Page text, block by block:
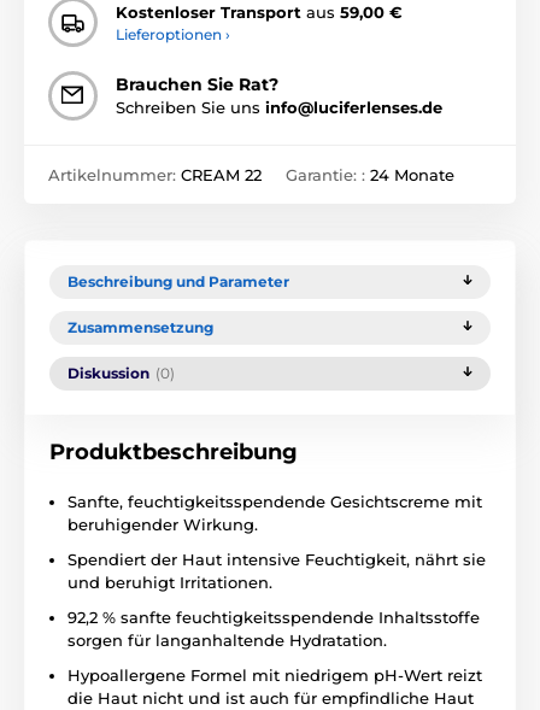
Kostenloser Transport aus 59,00 €
Lieferoptionen ›
Brauchen Sie Rat?
Schreiben Sie uns info@luciferlenses.de
Artikelnummer: CREAM 22 Garantie: : 24 Monate
Beschreibung und Parameter
Zusammensetzung
Diskussion (0)
Produktbeschreibung
Sanfte, feuchtigkeitsspendende Gesichtscreme mit
beruhigender Wirkung.
Spendiert der Haut intensive Feuchtigkeit, nährt sie
und beruhigt Irritationen.
92,2 % sanfte feuchtigkeitsspendende Inhaltsstoffe
sorgen für langanhaltende Hydratation.
Hypoallergene Formel mit niedrigem pH-Wert reizt
die Haut nicht und ist auch für empfindliche Haut